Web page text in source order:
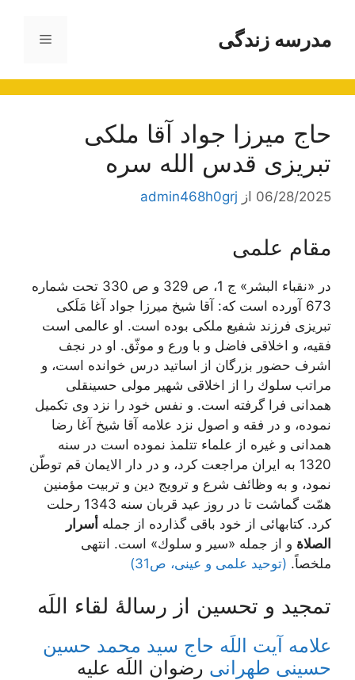
محتوامدرسه زندگی فهرست
حاج ميرزا جواد آقا ملكى
تبريزى قدس الله سره
06/28/2025 از admin468h0grj
مقام علمی
در «نقباء البشر» ج 1، ص 329 و ص 330 تحت شماره
673 آورده است كه: آقا شيخ ميرزا جواد آغا مَلَكى
تبريزى فرزند شفيع ملكى بوده است. او عالمى است
فقيه، و اخلاقى فاضل و با ورع و موثّق. او در نجف
اشرف حضور بزرگان از اساتيد درس خوانده است، و
مراتب سلوك را از اخلاقى شهير مولى حسينقلى
همدانى فرا گرفته است. و نفس خود را نزد وى تكميل
نموده، و در فقه و اصول نزد علامه آقا شيخ آغا رضا
همدانى و غيره از علماء تتلمذ نموده است در سنه
1320 به ايران مراجعت كرد، و در دار الايمان قم توطّن
نمود، و به وظائف شرع و ترويج دين و تربيت مؤمنين
همّت گماشت تا در روز عيد قربان سنه 1343 رحلت
كرد. كتابهائى از خود باقى گذارده از جمله أسرار
الصلاة و از جمله «سير و سلوك» است. انتهى
ملخصاً. (توحید علمی و عینی، ص31)
تمجيد و تحسين از رسالۀ لقاء اللَه‏
علامه آیت اللَه حاج سید محمد حسین
حسینی طهرانی رضوان اللَه علیه